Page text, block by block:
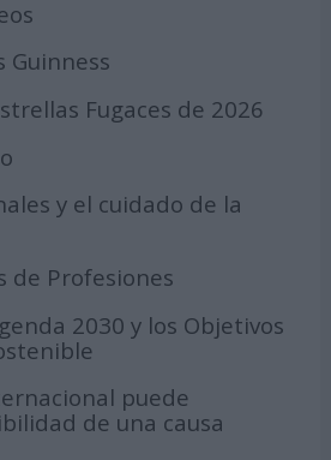
Guinness
Fugaces de 2026
y el cuidado de la
de Profesiones
2030 y los Objetivos
puede
de una causa